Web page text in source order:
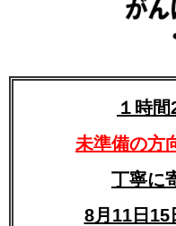
１時
未準備の方
丁寧に
8月11日15